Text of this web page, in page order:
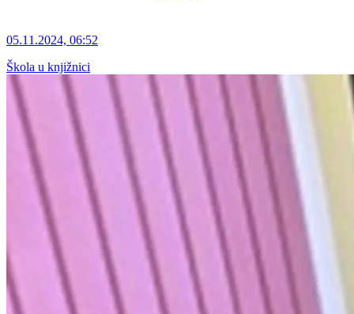
05.11.2024, 06:52
Škola u knjižnici